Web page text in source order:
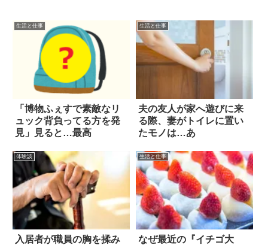
生活と仕事
「博物ふぇすで素敵なリ
ュック背負ってる方を発
見」見ると…最高
生活と仕事
夫の友人が家へ遊びに来
る際、妻がトイレに置い
たモノは…あ
体験談
入居者が職員の胸を揉み
生活と仕事
なぜ最近の『イチゴ大